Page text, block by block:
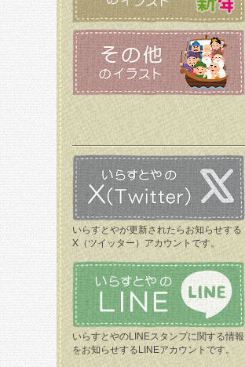
いらすとやが更新されたらお知らせする
X（ツイッター）アカウントです。
いらすとやのLINEスタンプに関する情報
をお知らせするLINEアカウントです。